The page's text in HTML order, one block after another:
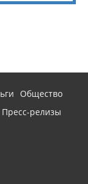
Общество
Пресс-релизы